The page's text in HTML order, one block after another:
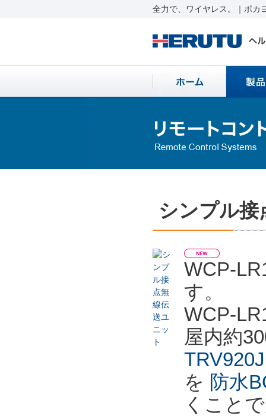
全力で、ワイヤレス。｜ポカ
シンプル接
WCP-
す。
WCP-
屋内約
TRV920J
を 防水
くこと